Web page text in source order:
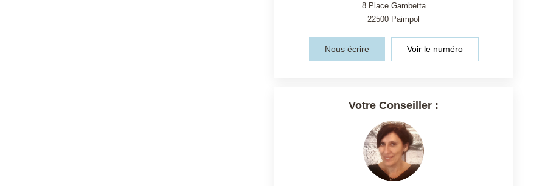
8 Place Gambetta
22500 Paimpol
Nous écrire Voir le numéro
Votre Conseiller :